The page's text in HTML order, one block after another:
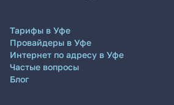
Тарифы в Уфе
Провайдеры в Уфе
Интернет по адресу в Уфе
Частые вопросы
Блог